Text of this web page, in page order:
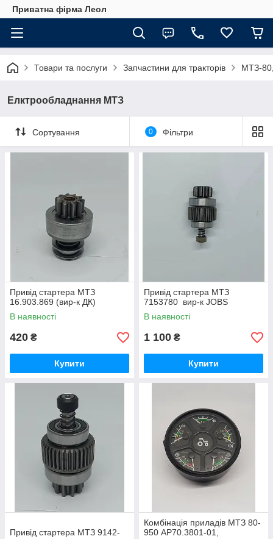
Приватна фірма Леол
Товари та послуги Запчастини для тракторів МТЗ-
Елктрообладнання МТЗ
Сортування 0 Фільтри
Привід стартера МТЗ
16.903.869 (вир-к ДК)
В наявності
420 ₴
Купити
Привід стартера МТЗ
7153780 вир-к JOBS
В наявності
1 100 ₴
Купити
Привід стартера МТЗ 9142-
Комбінація приладів МТЗ 80-
950 АР70.3801-01,